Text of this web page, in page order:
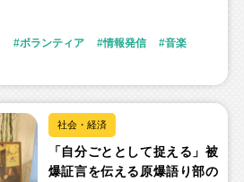
ボランティア 情報発信 音楽
社会・経済
「自分ごととして捉える」被
爆証言を伝える原爆語り部の